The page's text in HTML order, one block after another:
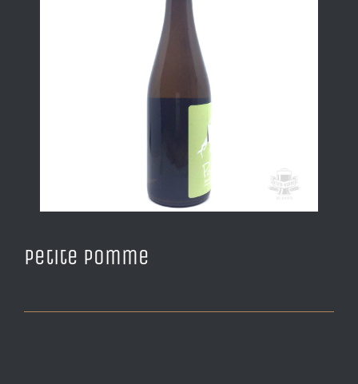
Petite Pomme